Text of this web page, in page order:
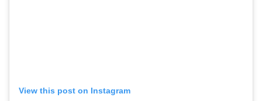
View this post on Instagram